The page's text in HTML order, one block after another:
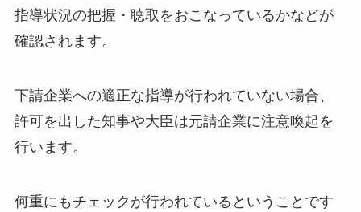
指導状況の把握・聴取をおこなっているかなどが
確認されます。
下請企業への適正な指導が行われていない場合、
許可を出した知事や大臣は元請企業に注意喚起を
行います。
何重にもチェックが行われているということです